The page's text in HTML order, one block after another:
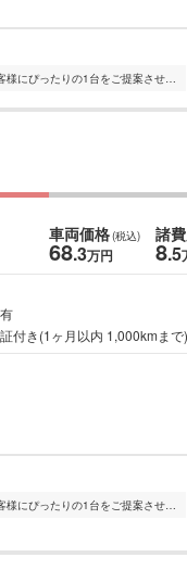
全国的に店舗を展開しており、 豊富な在庫の中からお客様にぴったりの1台をご提案させていただきます。 国産車から輸入車まで幅広く取り扱っており、 登録済未使用車や...
車両価格(税込)
68.3万円
諸
8.5
付き(1ヶ月以内 1,000kmまで)
全国的に店舗を展開しており、 豊富な在庫の中からお客様にぴったりの1台をご提案させていただきます。 国産車から輸入車まで幅広く取り扱っており、 登録済未使用車や...